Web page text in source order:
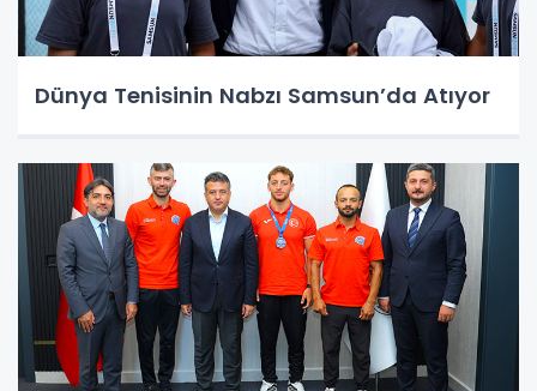
Dünya Tenisinin Nabzı Samsun’da Atıyor